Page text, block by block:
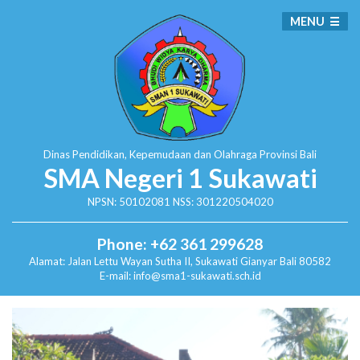
Dinas Pendidikan, Kepemudaan dan Olahraga Provinsi Bali
SMA Negeri 1 Sukawati
NPSN: 50102081 NSS: 301220504020
Phone: +62 361 299628
Alamat: Jalan Lettu Wayan Sutha II, SukawatiGianyar Bali 80582
E-mail: info@sma1-sukawati.sch.id
MENU